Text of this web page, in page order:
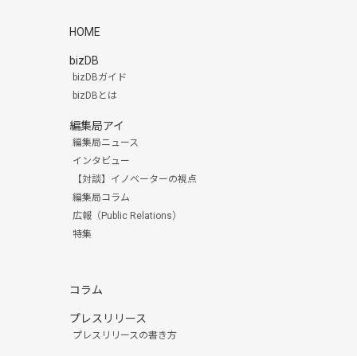
HOME
bizDB
bizDBガイド
bizDBとは
編集局アイ
編集局ニュース
インタビュー
【対談】イノベーターの視点
編集局コラム
広報（Public Relations）
特集
コラム
プレスリリース
プレスリリースの書き方